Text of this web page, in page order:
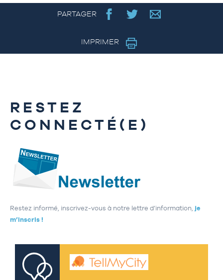
PARTAGER
IMPRIMER
RESTEZ
CONNECTÉ(E)
Restez informé, inscrivez-vous à notre lettre d’information, je
m’inscris !